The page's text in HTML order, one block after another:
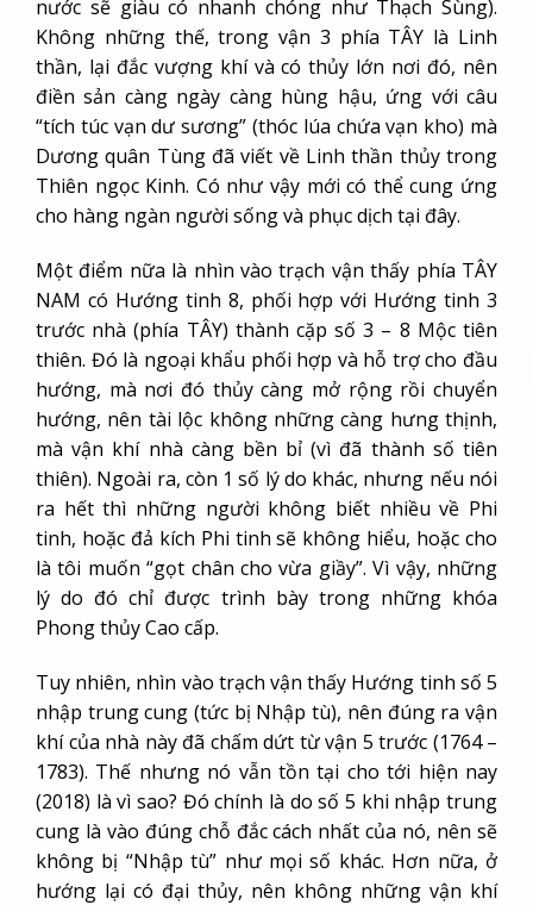
nước sẽ giàu có nhanh chóng như Thạch Sùng).
Không những thế, trong vận 3 phía TÂY là Linh
thần, lại đắc vượng khí và có thủy lớn nơi đó, nên
điền sản càng ngày càng hùng hậu, ứng với câu
“tích túc vạn dư sương” (thóc lúa chứa vạn kho) mà
Dương quân Tùng đã viết về Linh thần thủy trong
Thiên ngọc Kinh. Có như vậy mới có thể cung ứng
cho hàng ngàn người sống và phục dịch tại đây.
Một điểm nữa là nhìn vào trạch vận thấy phía TÂY
NAM có Hướng tinh 8, phối hợp với Hướng tinh 3
trước nhà (phía TÂY) thành cặp số 3 – 8 Mộc tiên
thiên. Đó là ngoại khẩu phối hợp và hỗ trợ cho đầu
hướng, mà nơi đó thủy càng mở rộng rồi chuyển
hướng, nên tài lộc không những càng hưng thịnh,
mà vận khí nhà càng bền bỉ (vì đã thành số tiên
thiên). Ngoài ra, còn 1 số lý do khác, nhưng nếu nói
ra hết thì những người không biết nhiều về Phi
tinh, hoặc đả kích Phi tinh sẽ không hiểu, hoặc cho
là tôi muốn “gọt chân cho vừa giầy”. Vì vậy, những
lý do đó chỉ được trình bày trong những khóa
Phong thủy Cao cấp.
Tuy nhiên, nhìn vào trạch vận thấy Hướng tinh số 5
nhập trung cung (tức bị Nhập tù), nên đúng ra vận
khí của nhà này đã chấm dứt từ vận 5 trước (1764 –
1783). Thế nhưng nó vẫn tồn tại cho tới hiện nay
(2018) là vì sao? Đó chính là do số 5 khi nhập trung
cung là vào đúng chỗ đắc cách nhất của nó, nên sẽ
không bị “Nhập tù” như mọi số khác. Hơn nữa, ở
hướng lại có đại thủy, nên không những vận khí